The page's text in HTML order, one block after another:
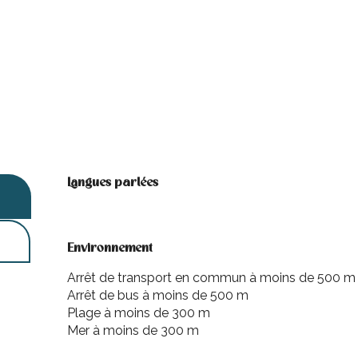
Langues parlées
Langues parlées
Environnement
Environnement
Arrêt de transport en commun à moins de 500 m
Arrêt de bus à moins de 500 m
Plage à moins de 300 m
Mer à moins de 300 m